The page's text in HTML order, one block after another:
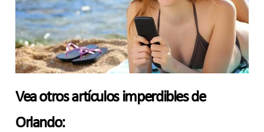
Vea otros artículos imperdibles de
Orlando: